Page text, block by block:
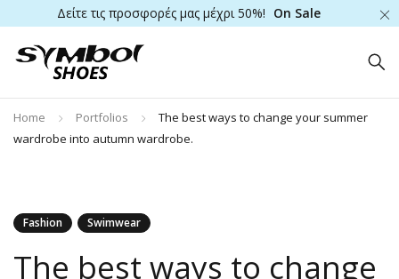
Δείτε τις προσφορές μας μέχρι 50%! On Sale
Home Portfolios
The best ways to change your summer
wardrobe into autumn wardrobe.
Fashion Swimwear
The best ways to change